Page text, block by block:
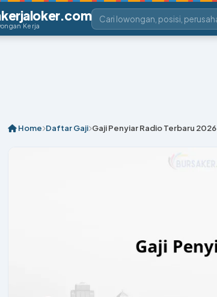
Kerja
Home Daftar Gaji Gaji Penyiar Radio Terbaru 2026